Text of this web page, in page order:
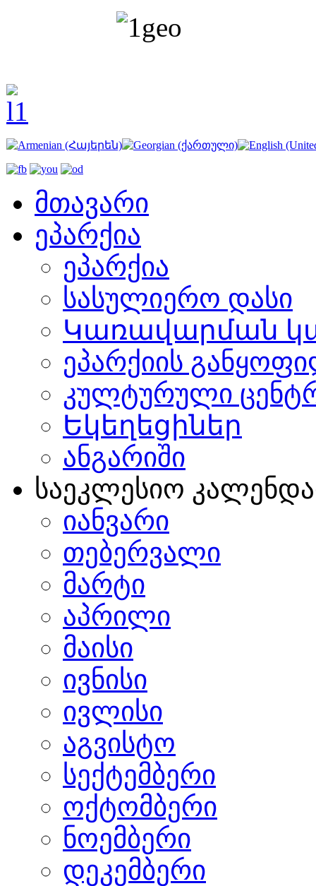
მთავარი
ეპარქია
ეპარქია
სასულიერო დასი
Կառավարման
ეპარქიის
კულტურული
Եկեղեցիներ
ანგარიში
საეკლესიო
იანვარი
თებერვალი
მარტი
აპრილი
მაისი
ივნისი
ივლისი
აგვისტო
სექტემბერი
ოქტომბერი
ნოემბერი
დეკემბერი